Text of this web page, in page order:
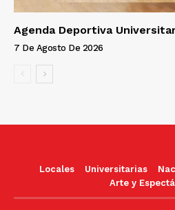
Agenda Deportiva
7 De Agosto De 2026
Locales Universitarias
Arte y